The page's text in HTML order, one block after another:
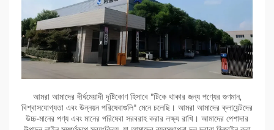
আমরা আমাদের দীর্ঘমেয়াদী দৃষ্টিকোণ হিসাবে "টিকে থাকার জন্য পণ্যের গুণমান,
বিশ্বাসযোগ্যতা এবং উন্নয়ন পরিষেবাগুলি" মেনে চলেছি। আমরা আমাদের ক্লায়েন্টদের
উচ্চ-মানের পণ্য এবং মানের পরিষেবা সরবরাহ করার লক্ষ্য রাখি। আমাদের পেশাদার